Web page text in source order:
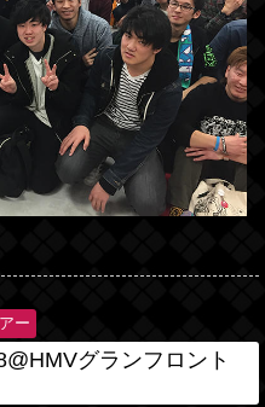
ー
グランフロント